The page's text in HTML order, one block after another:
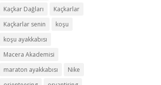
Kaçkar Dağları
Kaçkarlar
Kaçkarlar senin
koşu
koşu ayakkabısı
Macera Akademisi
maraton ayakkabısı
Nike